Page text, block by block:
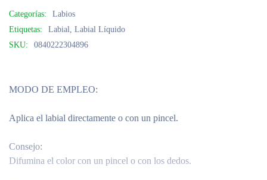
Categorías:
Labios
Etiquetas:
Labial Labial Líquido
SKU:
0840222304896
MODO DE EMPLEO:
Aplica el labial directamente o con un pincel.
Consejo:
Difumina el color con un pincel o con los dedos.